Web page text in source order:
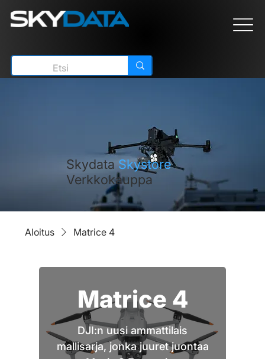
Skydata Skystore
Verkkokauppa
Aloitus Matrice 4
Matrice 4
DJI:n uusi ammattilais
mallisarja, jonka juuret juontaa